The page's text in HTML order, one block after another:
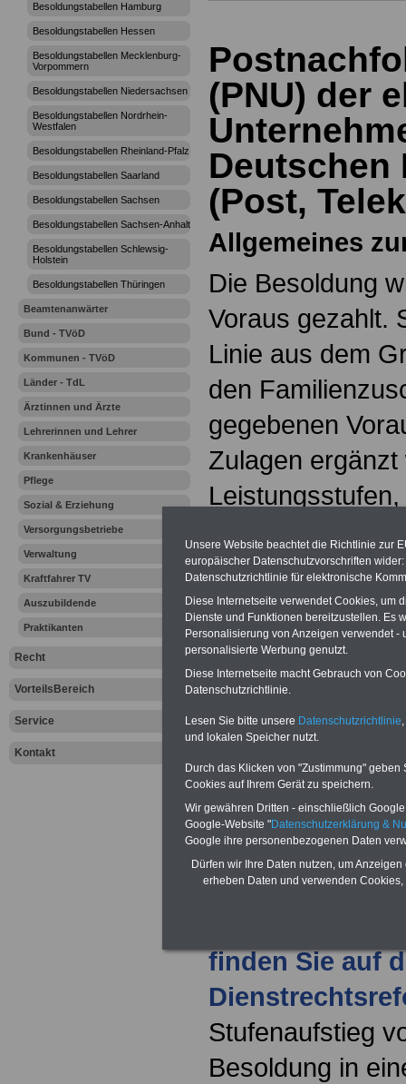
Besoldungstabellen Hamburg
Besoldungstabellen Hessen
Besoldungstabellen Mecklenburg-
Vorpommern
Besoldungstabellen Niedersachsen
Besoldungstabellen Nordrhein-
Westfalen
Besoldungstabellen Rheinland-Pfalz
Besoldungstabellen Saarland
Besoldungstabellen Sachsen
Besoldungstabellen Sachsen-Anhalt
Besoldungstabellen Schlewsig-
Holstein
Besoldungstabellen Thüringen
Beamtenanwärter
Bund - TVöD
Kommunen - TVöD
Länder - TdL
Ärztinnen und Ärzte
Lehrerinnen und Lehrer
Krankenhäuser
Pflege
Sozial & Erziehung
Versorgungsbetriebe
Verwaltung
Kraftfahrer TV
Auszubildende
Praktikanten
Recht
VorteilsBereich
Service
Kontakt
(PNU) der
Deutschen
(Post,
Allgemeines
Die Besoldung
Voraus gezahlt.
Linie aus dem
den
gegebenen
Zulagen
Verwendung im
spezifische
Der Bund hat
Besoldung
beispielsweise
strukturierten
finden Sie auf
Stufenaufstieg
Besoldung in
Unsere Website beachtet die Richtlinie zur
europäischer Datenschutzvorschriften
Datenschutzrichtlinie für elektronische
Diese Internetseite verwendet Cookies, um
Dienste und Funktionen bereitzustellen. Es
Personalisierung von Anzeigen verwendet
personalisierte Werbung genutzt.
Diese Internetseite macht Gebrauch von
Datenschutzrichtlinie.
Lesen Sie bitte unsere Datenschutzrichtlinie
und lokalen Speicher nutzt.
Durch das Klicken von "Zustimmung"
Cookies auf Ihrem Gerät zu speichern.
Wir gewähren Dritten - einschließlich
Google-Website "Datenschutzerklärung &
Google ihre personenbezogenen Daten
Dürfen wir Ihre Daten nutzen, um
erheben Daten und verwenden